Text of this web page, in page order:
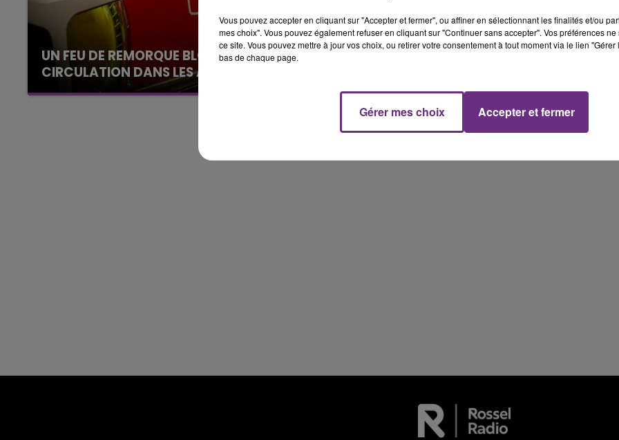
UN FEU DE REMORQUE BLOQUE LA
CIRCULATION DANS LES ARDENNES
Un feu de remorque s'est déclaré ce mercredi
VENEZ FÊTER CE WEEK-END
Ce samedi 8 août sera un grand jour :
l'anniversaire du plus gros sanglier du monde.
Une fête est donc organisée et vous êtes tous
14h00 - 15h00
La Radio Pop
Vous pouvez accepter en cliquant sur "Accepter et fermer", ou affiner en sélectionnant les finalités et/ou
mes choix". Vous pouvez également refuser en cliquant sur "Continuer sans accepter". Vos préférences
ce site. Vous pouvez mettre à jour vos choix, ou retirer votre consentement à tout moment via le lien
bas de chaque page.
Gérer mes choix Accepter et fermer